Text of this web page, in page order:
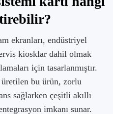
ekranları, endüstriyel
kiosklar dahil olmak
için tasarlanmıştır.
bu ürün, zorlu
sağlarken çeşitli akıllı
imkanı sunar.